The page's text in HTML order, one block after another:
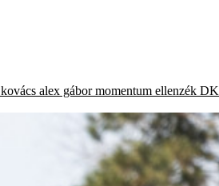
kovács alex gábor momentum ellenzék DK